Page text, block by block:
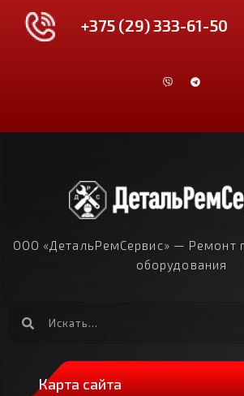
+375 (29) 333-61-50
ООО «ДетальРемСервис» — Ремонт
оборудования
Карта сайта